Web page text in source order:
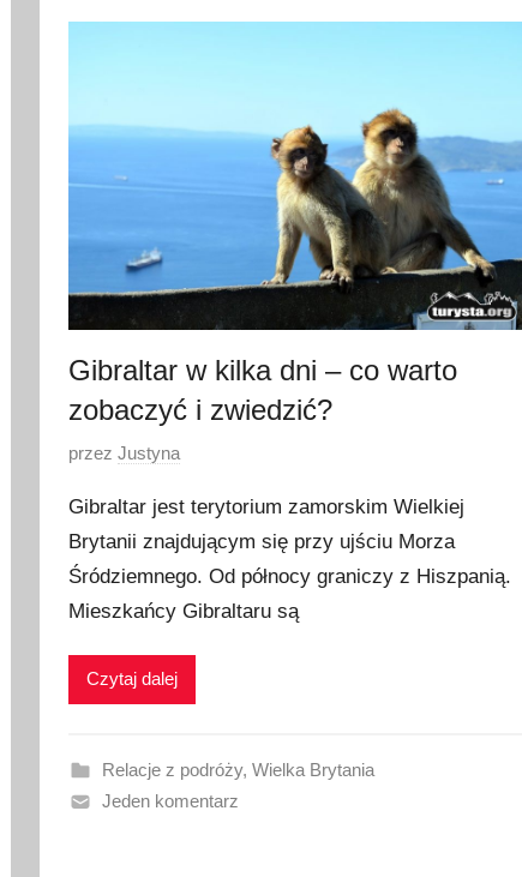
n
1
Gibraltar w kilka dni – co warto
zobaczyć i zwiedzić?
O
u
b
l
i
w
n
o
przezJustyna
Gibraltar jest terytorium zamorskim Wielkiej
Brytanii znajdującym się przy ujściu Morza
Śródziemnego. Od północy graniczy z Hiszpanią.
Mieszkańcy Gibraltaru są
Czytaj dalej
Relacje z podróży, Wielka Brytania
Jeden komentarz